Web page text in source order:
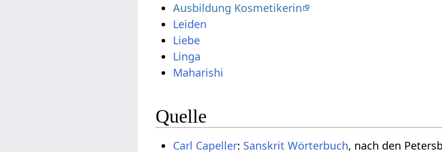
Ausbildung Kosmetikerin
Leiden
Liebe
Linga
Maharishi
Quelle
Carl Capeller: Sanskrit Wörterbuch, nach den